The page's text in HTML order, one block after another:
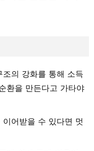
의 강화를 통해 소득
환을 만든다고 가타야
어받을 수 있다면 멋